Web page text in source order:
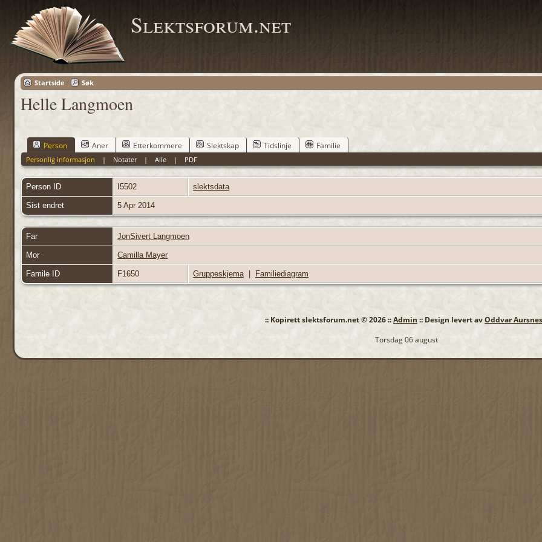
Slektsforum.net
Startside Søk
Helle Langmoen
Person Aner Etterkommere Slektskap Tidslinje Familie
Personlig informasjon | Notater| Alle| PDF
Person ID I5502 slektsdata
Sist endret 5 Apr 2014
Far JonSivert Langmoen
Mor Camilla Mayer
Famile ID F1650 Gruppeskjema Familiediagram
:: Kopirett slektsforum.net © 2026 ::Admin :: Design levert avOddvar Aursnes
Torsdag 06 august